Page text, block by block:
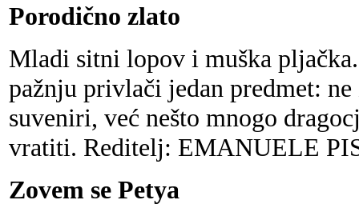
Porodično zlato
Mladi sitni lopov i muška
pažnju privlači jedan predmet:
suveniri, već nešto mnogo
vratiti. Reditelj: EMANUELE
Zovem se Petya